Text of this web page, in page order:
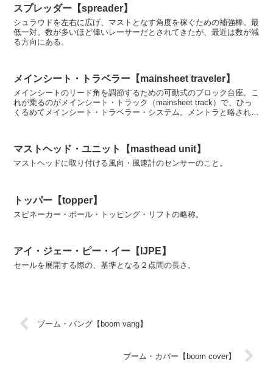
スプレッダー【spreader】
シュラウドを左右に広げ、マストとなす角度を稼ぐための補強棒。最
低一対。数が多いほど偉いレーサーだとされてきたが、最近は数が減
る方向にある。
メインシート・トラベラー【mainsheet traveler】
メインシートのリード角を調節するための可動式のブロック台座。こ
れが乗るのがメインシート・トラック（mainsheet track）で、ひっ
くるめてメインシート・トラベラー・システム。メントラと略される
マストヘッド・ユニット【masthead unit】
マストヘッドに取り付ける風向・風速計のセンサーのこと。
トッパー【topper】
スピネーカー・ポール・トッピング・リフトの略称。
アイ・ジェー・ピー・イー【IJPE】
セールを展開する際の、基準となる２点間の長さ。
ブーム・バング【boom vang】
ブーム・カバー【boom cover】